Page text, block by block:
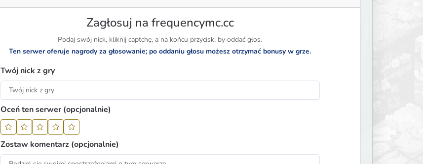
Zagłosuj na frequencymc.cc
Podaj swój nick, kliknij captchę, a na końcu przycisk, by oddać głos.
Ten serwer oferuje nagrody za głosowanie; po oddaniu głosu możesz otrzymać bonusy w grze.
Twój nick z gry
Oceń ten serwer (opcjonalnie)
Zostaw komentarz (opcjonalnie)